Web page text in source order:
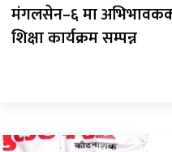
मंगलसेन–६ मा
शिक्षा कार्यक्रम सम्पन्न